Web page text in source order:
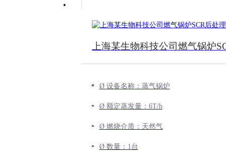
上海某生物科技公司燃气锅炉
Ø 设备名称：蒸气锅炉
Ø 额定蒸发量：6T/h
Ø 燃烧介质：天然气
Ø 数量：1台